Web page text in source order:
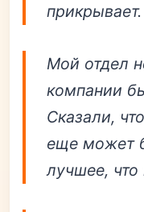
прикрывает.
Мой отдел
компании
Сказали,
еще может
лучшее, что